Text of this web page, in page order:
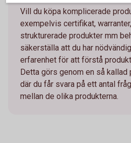
Vill du köpa komplicerade
exempelvis certifikat,
strukturerade produkter mm
säkerställa att du har
erfarenhet för att förstå
Detta görs genom en så kallad
där du får svara på ett antal
mellan de olika produkterna.